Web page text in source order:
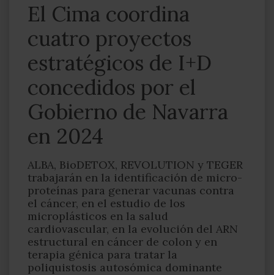
El Cima coordina
cuatro proyectos
estratégicos de I+D
concedidos por el
Gobierno de Navarra
en 2024
ALBA, BioDETOX, REVOLUTION y TEGER
trabajarán en la identificación de micro-
proteínas para generar vacunas contra
el cáncer, en el estudio de los
microplásticos en la salud
cardiovascular, en la evolución del ARN
estructural en cáncer de colon y en
terapia génica para tratar la
poliquistosis autosómica dominante